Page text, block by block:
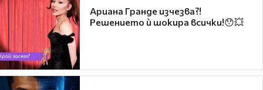
Ариана Гранде изчезва?!
Решението ѝ шокира всички!😯💥